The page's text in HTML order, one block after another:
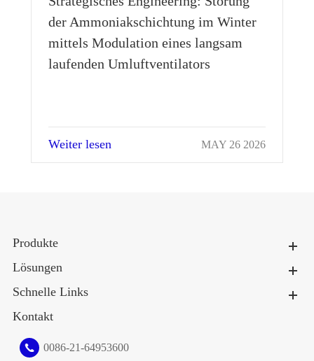
der Ammoniakschichtung im Winter
mittels Modulation eines langsam
laufenden Umluftventilators
Weiter lesen MAY 26 2026
Produkte
Lösungen
Schnelle Links
Kontakt
0086-21-64953600